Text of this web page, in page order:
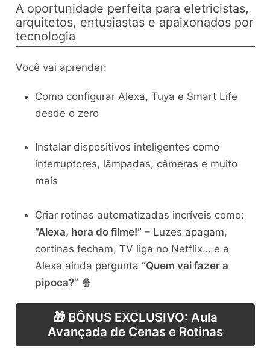
A oportunidade perfeita para eletricistas,
arquitetos, entusiastas e apaixonados por
tecnologia
Você vai aprender:
Como configurar Alexa, Tuya e Smart Life
desde o zero
Instalar dispositivos inteligentes como
interruptores, lâmpadas, câmeras e muito
mais
Criar rotinas automatizadas incríveis como:
“Alexa, hora do filme!” – Luzes apagam,
cortinas fecham, TV liga no Netflix… e a
Alexa ainda pergunta “Quem vai fazer a
pipoca?” 🍿
🎁 BÔNUS EXCLUSIVO: Aula
Avançada de Cenas e Rotinas